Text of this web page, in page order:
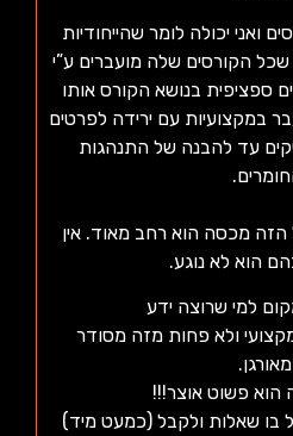
ואני יכולה לומר שהייחודיות
הקורסים שלה מועברים ע”י
ספציפית בנושא הקורס אותו
במקצועיות עם ירידה לפרטים
עד להבנה של התנהגות
הזה מכסה הוא רחב מאוד. אין
הוא לא נוגע.
למי שרוצה ידע
ולא פחות מזה מסודר
הוא פשוט אוצר!!!
בו שאלות ולקבל (כמעט מיד)